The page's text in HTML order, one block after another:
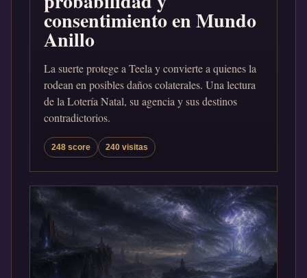
consentimiento en Mundo
Anillo
La suerte protege a Teela y convierte a quienes la
rodean en posibles daños colaterales. Una lectura
de la Lotería Natal, su agencia y sus destinos
contradictorios.
248 score 240 visitas